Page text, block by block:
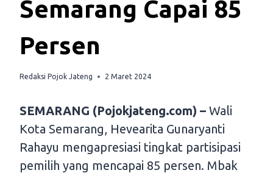
Semarang Capai 85
Persen
Redaksi Pojok Jateng 2 Maret 2024
SEMARANG (Pojokjateng.com) – Wali
Kota Semarang, Hevearita Gunaryanti
Rahayu mengapresiasi tingkat partisipasi
pemilih yang mencapai 85 persen. Mbak